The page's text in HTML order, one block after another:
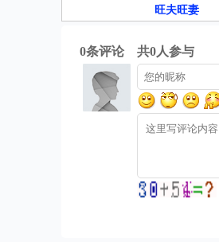
旺夫旺妻